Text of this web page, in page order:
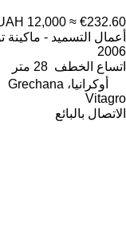
12,000 ≈ €232.60
أعمال التسميد - ماكينة
2006
اتساع الخطف 28 متر
أوكرانيا، Grechana
Vitagro
الاتصال بالبائع